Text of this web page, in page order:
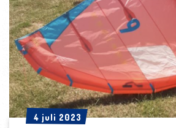
4 juli 2023
4 juli 2023